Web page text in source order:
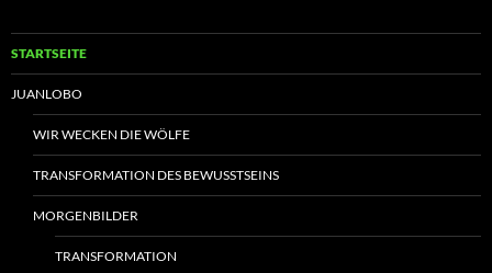
STARTSEITE
JUANLOBO
WIR WECKEN DIE WÖLFE
TRANSFORMATION DES BEWUSSTSEINS
MORGENBILDER
TRANSFORMATION